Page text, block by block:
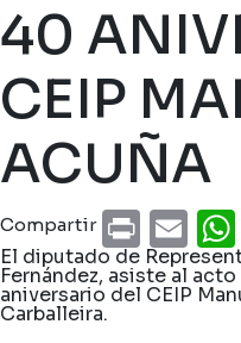
40
CEIP
ACUÑA
Compartir Print
El diputado de
Fernández, asiste al
aniversario del CEIP
Carballeira.